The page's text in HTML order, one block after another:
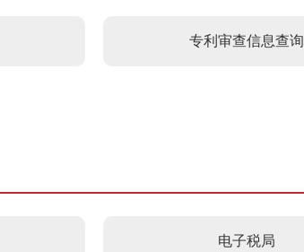
专利审查信息查询
电子税局